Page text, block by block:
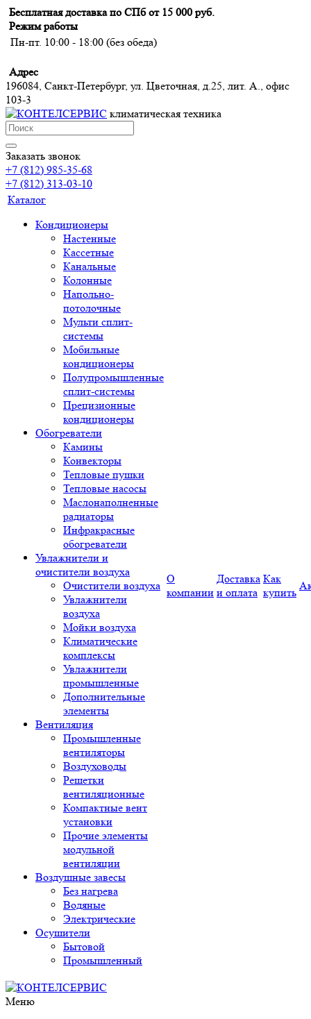
Бесплатная доставка по СПб от 15 000 руб.
Режим работы
Пн-пт. 10:00 - 18:00 (без обеда)
Адрес
196084, Санкт-Петербург, ул. Цветочная, д.25, лит. А., офис
103-3
климатическая техника
Заказать звонок
+7 (812) 985-35-68
+7 (812) 313-03-10
Каталог
Кондиционеры
Настенные
Кассетные
Канальные
Колонные
Напольно-
потолочные
Мульти сплит-
системы
Мобильные
кондиционеры
Полупромышленные
сплит-системы
Прецизионные
кондиционеры
Обогреватели
Камины
Конвекторы
Тепловые пушки
Тепловые насосы
Маслонаполненные
радиаторы
Инфракрасные
обогреватели
Увлажнители и
очистители воздуха
Очистители воздуха
Увлажнители
воздуха
Мойки воздуха
Климатические
комплексы
Увлажнители
промышленные
Дополнительные
элементы
Вентиляция
Промышленные
вентиляторы
Воздуховоды
Решетки
вентиляционные
Компактные вент
установки
Прочие элементы
модульной
вентиляции
Воздушные завесы
Без нагрева
Водяные
Электрические
Осушители
Бытовой
Промышленный
О
компании
Доставка
и оплата
Как
купить
Меню